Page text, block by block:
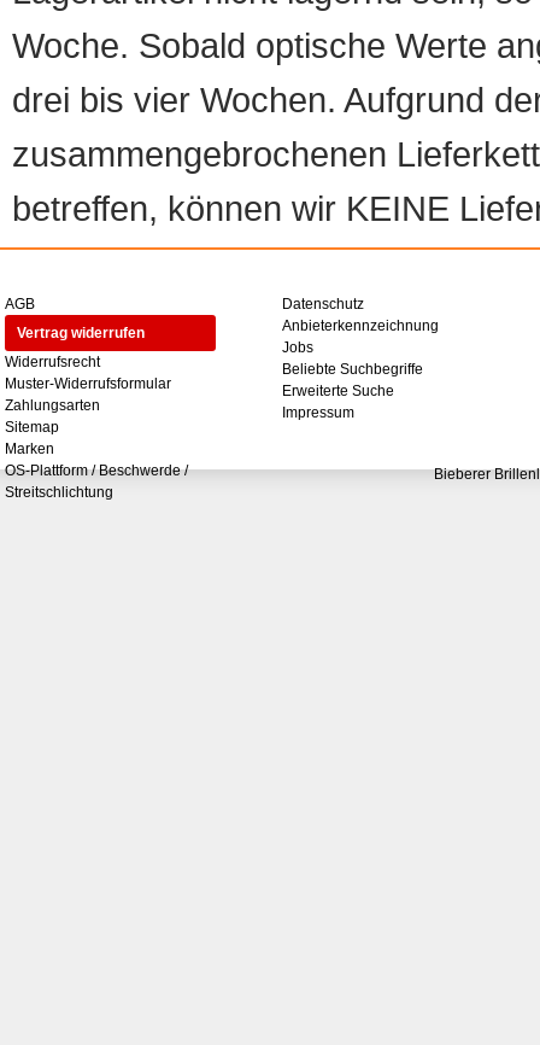
Woche. Sobald optische Werte
drei bis vier Wochen. Aufgrund
zusammengebrochenen
betreffen, können wir KEINE
AGB
Vertrag widerrufen
Widerrufsrecht
Muster-Widerrufsformular
Zahlungsarten
Sitemap
Marken
OS-Plattform / Beschwerde /
Streitschlichtung
Datenschutz
Anbieterkennzeichnung
Jobs
Beliebte Suchbegriffe
Erweiterte Suche
Impressum
Bieberer